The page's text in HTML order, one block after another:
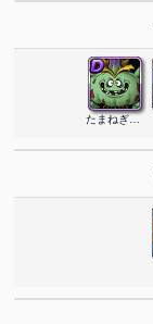
たまねぎマン